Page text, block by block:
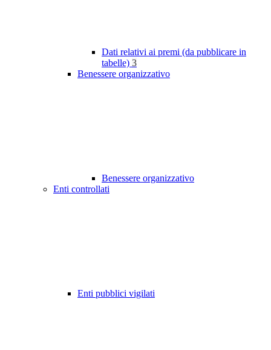
Dati relativi ai premi (da pubblicare in
tabelle) 3
Benessere organizzativo
Benessere organizzativo
Enti controllati
Enti pubblici vigilati